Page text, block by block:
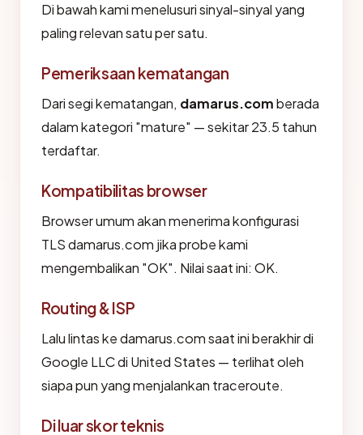
Di bawah kami menelusuri sinyal-sinyal yang
paling relevan satu per satu.
Pemeriksaan kematangan
Dari segi kematangan, damarus.comberada
dalam kategori "mature" — sekitar 23.5 tahun
terdaftar.
Kompatibilitas browser
Browser umum akan menerima konfigurasi
TLS damarus.com jika probe kami
mengembalikan "OK". Nilai saat ini: OK.
Routing & ISP
Lalu lintas ke damarus.com saat ini berakhir di
Google LLC di United States — terlihat oleh
siapa pun yang menjalankan traceroute.
Di luar skor teknis